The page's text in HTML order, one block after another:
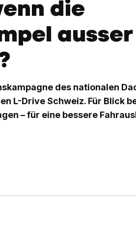
die
ausser
des nationalen
L-Drive Schweiz. Für Blick
– für eine bessere